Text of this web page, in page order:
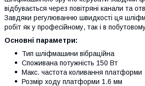
відбувається через повітряні канали та
Завдяки регулюванню швидкості ця
робіт як у професійному, так і в
Основні параметри:
Тип шліфмашини вібраційна
Споживана потужність 150 Вт
Макс. частота коливання платформи
Розмір ходу платформи 1.6 мм